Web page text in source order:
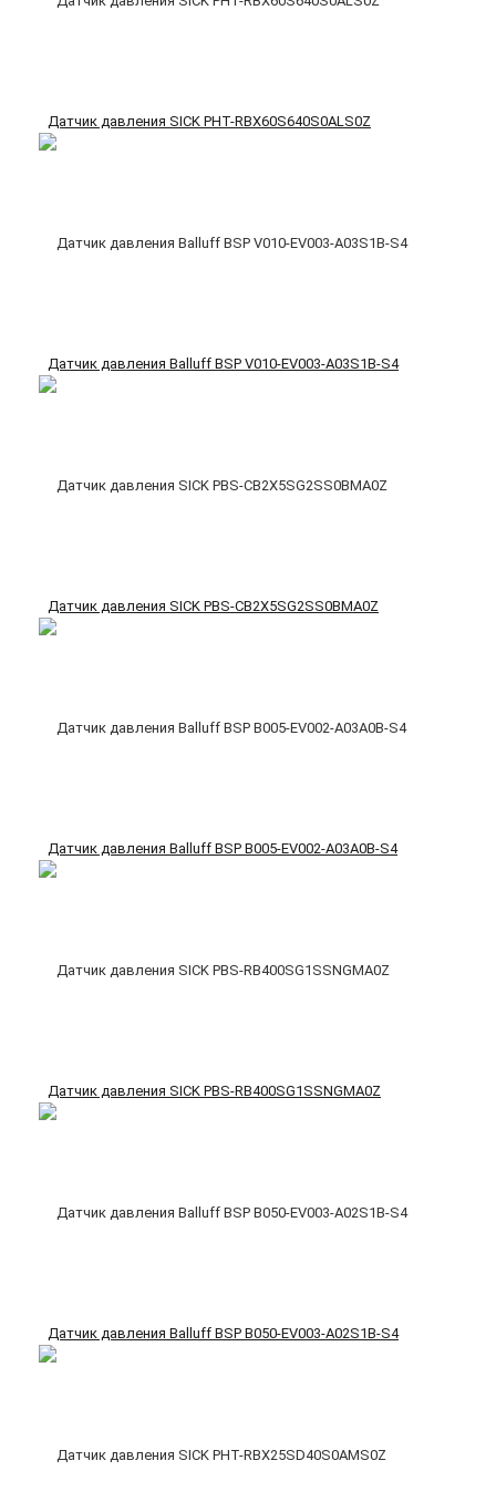
Датчик давления SICK PHT-RBX60S640S0ALS0Z
Датчик давления Balluff BSP V010-EV003-A03S1B-S4
Датчик давления SICK PBS-CB2X5SG2SS0BMA0Z
Датчик давления Balluff BSP B005-EV002-A03A0B-S4
Датчик давления SICK PBS-RB400SG1SSNGMA0Z
Датчик давления Balluff BSP B050-EV003-A02S1B-S4